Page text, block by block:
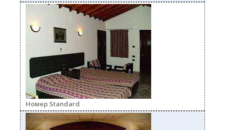
stand250.jpg
Номер Standard